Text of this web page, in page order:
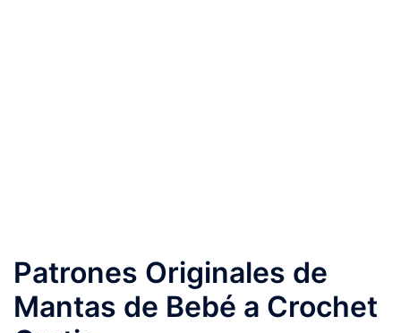
Patrones Originales de
Mantas de Bebé a Crochet